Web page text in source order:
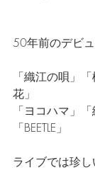
50年前のデビ
「織江の唄」
花」
「ヨコハマ」
「BEETLE」
ライブでは珍し